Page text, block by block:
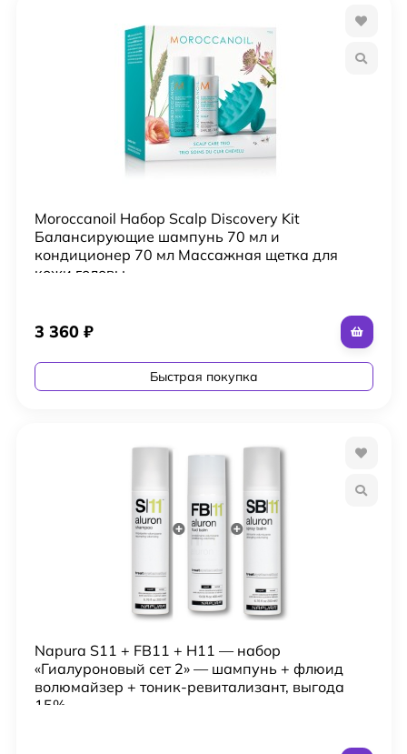
Moroccanoil Набор Scalp Discovery Kit
Балансирующие шампунь 70 мл и
кондиционер 70 мл Массажная щетка для
кожи головы
3 360 ₽
Быстрая покупка
Napura S11 + FB11 + H11 — набор
«Гиалуроновый сет 2» — шампунь + флюид
волюмайзер + тоник-ревитализант, выгода
15%